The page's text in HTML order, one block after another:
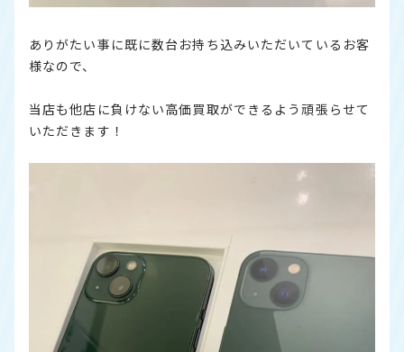
ありがたい事に既に数台お持ち込みいただいているお客
様なので、
当店も他店に負けない高価買取ができるよう頑張らせて
いただきます！